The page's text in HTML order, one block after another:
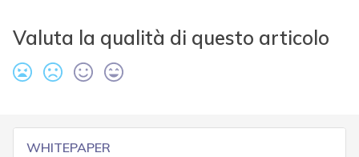
Valuta la qualità di questo articolo
WHITEPAPER